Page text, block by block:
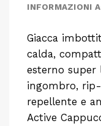
INFORMAZIONI
Giacca
calda,
esterno super
ingombro,
repellente e
Active